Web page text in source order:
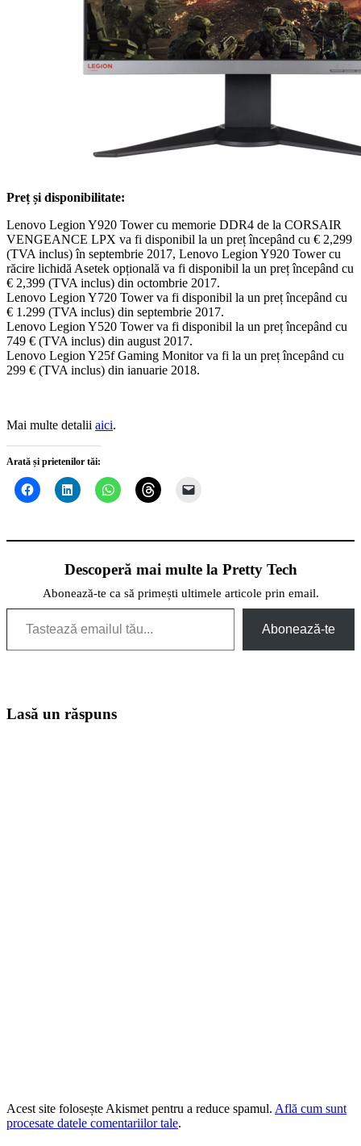
Preț și disponibilitate:
Lenovo Legion Y920 Tower cu memorie DDR4 de la CORSAIR
VENGEANCE LPX va fi disponibil la un preț începând cu € 2,299
(TVA inclus) în septembrie 2017, Lenovo Legion Y920 Tower cu
răcire lichidă Asetek opțională va fi disponibil la un preț începând cu
€ 2,399 (TVA inclus) din octombrie 2017.
Lenovo Legion Y720 Tower va fi disponibil la un preț începând cu
€ 1.299 (TVA inclus) din septembrie 2017.
Lenovo Legion Y520 Tower va fi disponibil la un preț începând cu
749 € (TVA inclus) din august 2017.
Lenovo Legion Y25f Gaming Monitor va fi la un preț începând cu
299 € (TVA inclus) din ianuarie 2018.
Mai multe detalii aici.
Arată și prietenilor tăi:
Descoperă mai multe la Pretty Tech
Abonează-te ca să primești ultimele articole prin email.
Tastează emailul tău...
Abonează-te
Lasă un răspuns
Acest site folosește Akismet pentru a reduce spamul. Află cum sunt
procesate datele comentariilor tale.